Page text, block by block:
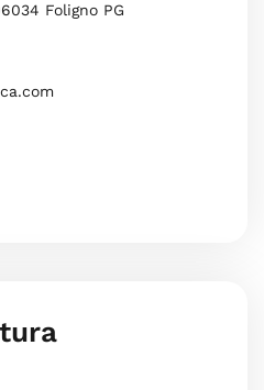
Foligno PG